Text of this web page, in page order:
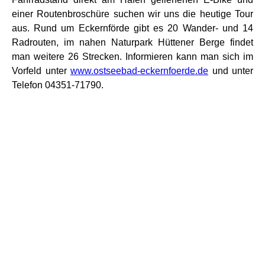
einer Routenbroschüre suchen wir uns die heutige Tour
aus. Rund um Eckernförde gibt es 20 Wander- und 14
Radrouten, im nahen Naturpark Hüttener Berge findet
man weitere 26 Strecken. Informieren kann man sich im
Vorfeld unter www.ostseebad-eckernfoerde.de und unter
Telefon 04351-71790.